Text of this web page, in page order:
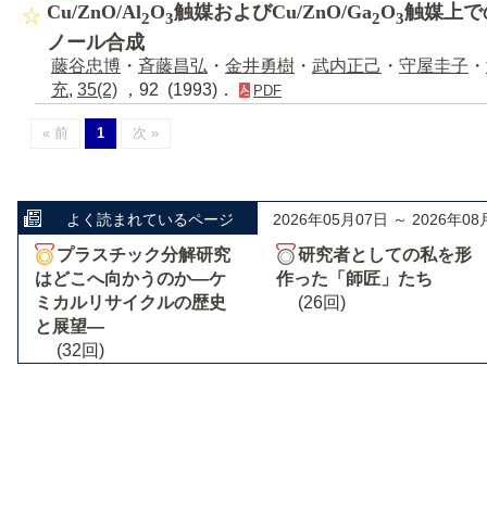
Cu/ZnO/Al2O3触媒およびCu/ZnO/Ga2O3触媒上
ノール合成
藤谷忠博 ・ 斉藤昌弘 ・ 金井勇樹 ・ 武内正己 ・ 守屋圭子 ・
充, 35(2) ，92 (1993)． PDF
« 前 1 次 »
よく読まれているページ 2026年05月07日 ～ 2026年08
プラスチック分解研究
はどこへ向かうのか―ケ
ミカルリサイクルの歴史
と展望―
(32回)
研究者としての私を形
作った「師匠」たち
(26回)